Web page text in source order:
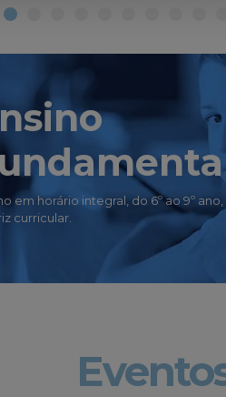
em horário integral, do 6º ao 9º
curricular.